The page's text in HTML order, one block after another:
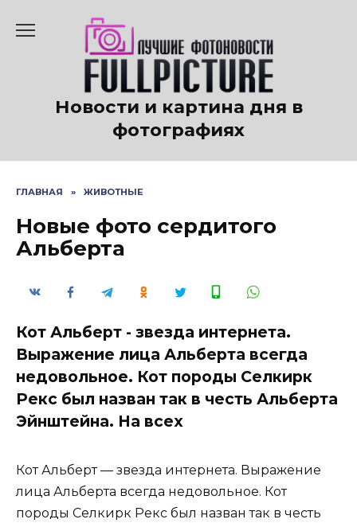
содержанию
Новости и картина дня в
фотографиях
ГЛАВНАЯ » ЖИВОТНЫЕ
Новые фото сердитого
Альберта
Кот Альберт - звезда интернета.
Выражение лица Альберта всегда
недовольное. Кот породы Селкирк
Рекс был назван так в честь Альберта
Эйнштейна. На всех
Кот Альберт — звезда интернета. Выражение
лица Альберта всегда недовольное. Кот
породы Селкирк Рекс был назван так в честь